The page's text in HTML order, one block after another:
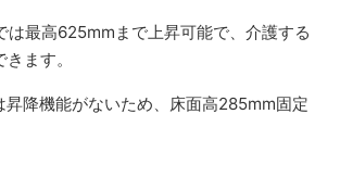
最高625mmまで上昇可能で、介護する
ます。
降機能がないため、床面高285mm固定